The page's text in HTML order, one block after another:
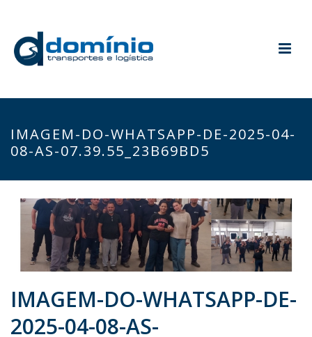
IMAGEM-DO-WHATSAPP-DE-2025-04-
08-AS-07.39.55_23B69BD5
IMAGEM-DO-WHATSAPP-DE-
2025-04-08-AS-